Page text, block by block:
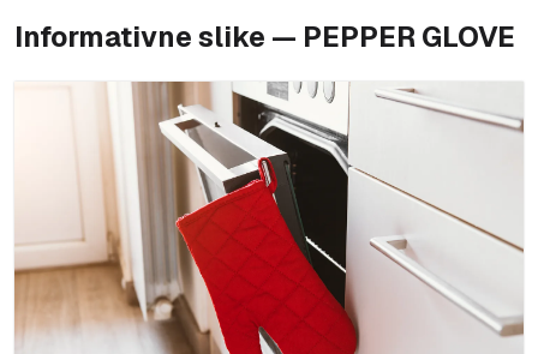
Informativne slike — PEPPER GLOVE